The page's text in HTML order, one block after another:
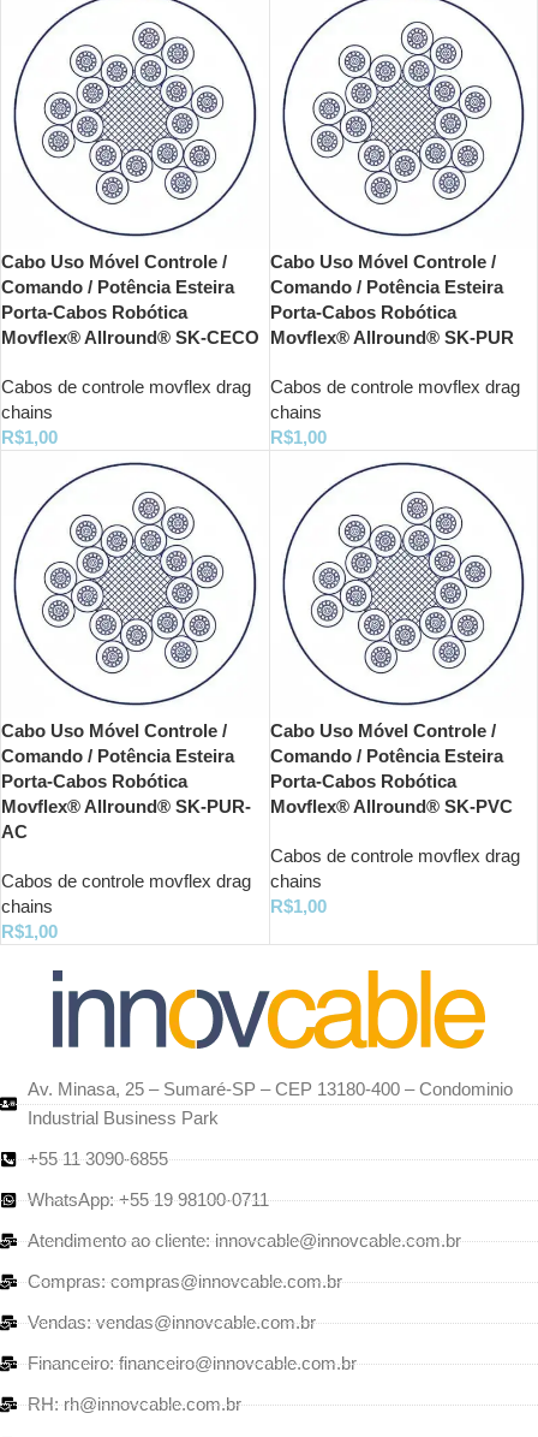
Cabo Uso Móvel Controle /
Comando / Potência Esteira
Porta-Cabos Robótica
Movflex® Allround® SK-CECO
Cabos de controle movflex drag
chains
R$1,00
Cabo Uso Móvel Controle /
Comando / Potência Esteira
Porta-Cabos Robótica
Movflex® Allround® SK-PUR
Cabos de controle movflex drag
chains
R$1,00
Cabo Uso Móvel Controle /
Comando / Potência Esteira
Porta-Cabos Robótica
Movflex® Allround® SK-PUR-
AC
Cabos de controle movflex drag
chains
R$1,00
Cabo Uso Móvel Controle /
Comando / Potência Esteira
Porta-Cabos Robótica
Movflex® Allround® SK-PVC
Cabos de controle movflex drag
chains
R$1,00
Av. Minasa, 25 – Sumaré-SP – CEP 13180-400 – Condominio
Industrial Business Park
+55 11 3090-6855
WhatsApp: +55 19 98100-0711
Atendimento ao cliente: innovcable@innovcable.com.br
Compras: compras@innovcable.com.br
Vendas: vendas@innovcable.com.br
Financeiro: financeiro@innovcable.com.br
RH: rh@innovcable.com.br